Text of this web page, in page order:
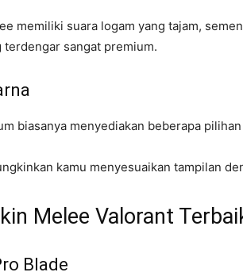
memiliki suara logam yang tajam,
sangat premium.
biasanya menyediakan beberapa
kamu menyesuaikan tampilan
Melee Valorant
Blade